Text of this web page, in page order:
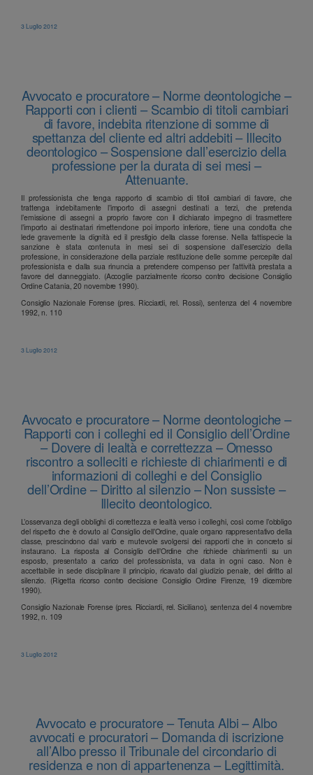
3 Luglio 2012
Avvocato e procuratore – Norme deontologiche –
Rapporti con i clienti – Scambio di titoli cambiari
di favore, indebita ritenzione di somme di
spettanza del cliente ed altri addebiti – Illecito
deontologico – Sospensione dall’esercizio della
professione per la durata di sei mesi –
Attenuante.
Il professionista che tenga rapporto di scambio di titoli cambiari di favore, che
trattenga indebitamente l’importo di assegni destinati a terzi, che pretenda
l’emissione di assegni a proprio favore con il dichiarato impegno di trasmettere
l’importo ai destinatari rimettendone poi importo inferiore, tiene una condotta che
lede gravemente la dignità ed il prestigio della classe forense. Nella fattispecie la
sanzione è stata contenuta in mesi sei di sospensione dall’esercizio della
professione, in considerazione della parziale restituzione delle somme percepite dal
professionista e dalla sua rinuncia a pretendere compenso per l’attività prestata a
favore del danneggiato. (Accoglie parzialmente ricorso contro decisione Consiglio
Ordine Catania, 20 novembre 1990).
Consiglio Nazionale Forense (pres. Ricciardi, rel. Rossi), sentenza del 4 novembre
1992, n. 110
3 Luglio 2012
Avvocato e procuratore – Norme deontologiche –
Rapporti con i colleghi ed il Consiglio dell’Ordine
– Dovere di lealtà e correttezza – Omesso
riscontro a solleciti e richieste di chiarimenti e di
informazioni di colleghi e del Consiglio
dell’Ordine – Diritto al silenzio – Non sussiste –
Illecito deontologico.
L’osservanza degli obblighi di correttezza e lealtà verso i colleghi, così come l’obbligo
del rispetto che è dovuto al Consiglio dell’Ordine, quale organo rappresentativo della
classe, prescindono dal vario e mutevole svolgersi dei rapporti che in concreto si
instaurano. La risposta al Consiglio dell’Ordine che richiede chiarimenti su un
esposto, presentato a carico del professionista, va data in ogni caso. Non è
accettabile in sede disciplinare il principio, ricavato dal giudizio penale, del diritto al
silenzio. (Rigetta ricorso contro decisione Consiglio Ordine Firenze, 19 dicembre
1990).
Consiglio Nazionale Forense (pres. Ricciardi, rel. Siciliano), sentenza del 4 novembre
1992, n. 109
3 Luglio 2012
Avvocato e procuratore – Tenuta Albi – Albo
avvocati e procuratori – Domanda di iscrizione
all’Albo presso il Tribunale del circondario di
residenza e non di appartenenza – Legittimità.